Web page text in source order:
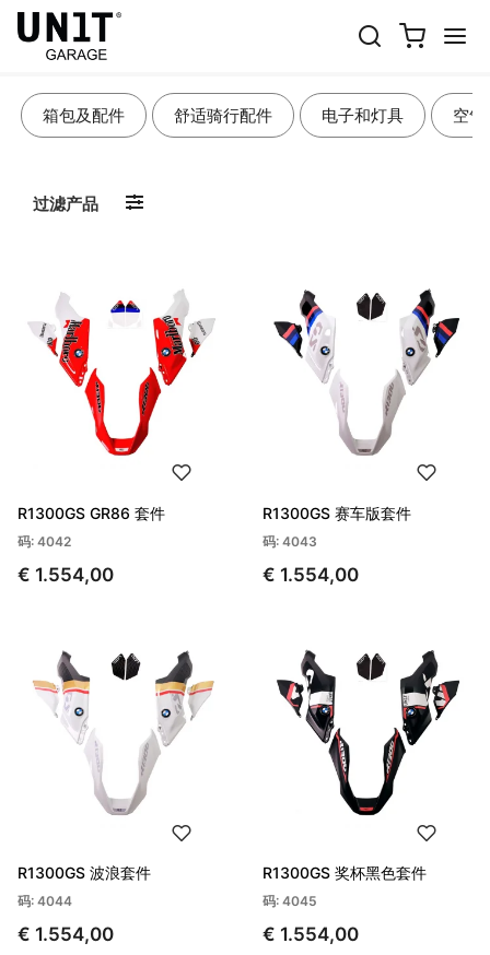
箱包及配件 舒适骑行配件 电子和灯具 空
过滤产品
R1300GS GR86 套件
码: 4042
€ 1.554,00
R1300GS 赛车版套件
码: 4043
€ 1.554,00
R1300GS 波浪套件
码: 4044
€ 1.554,00
R1300GS 奖杯黑色套件
码: 4045
€ 1.554,00